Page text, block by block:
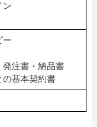
ン
ー
発注書・納品書
の基本契約書